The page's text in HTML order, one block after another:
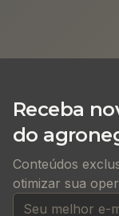
Receba
do
Conteúdos
otimizar sua